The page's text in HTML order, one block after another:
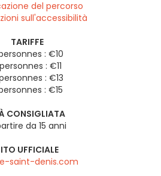
del percorso
sull'accessibilità
TARIFFE
: €10
: €11
: €13
: €15
CONSIGLIATA
da 15 anni
UFFICIALE
saint-denis.com